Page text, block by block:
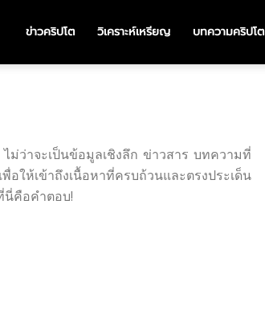
ข่าวคริปโต วิเคราะห์เหรียญ บทความคริปโต
ม่ว่าจะเป็นข้อมูลเชิงลึก ข่าวสาร บทความที่
อให้เข้าถึงเนื้อหาที่ครบถ้วนและตรงประเด็น
นี่คือคำตอบ!